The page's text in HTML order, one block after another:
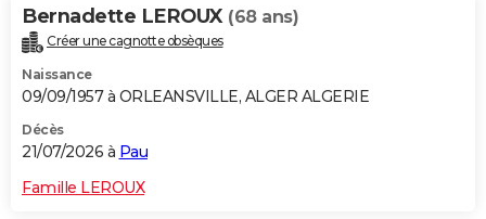
Bernadette LEROUX (68 ans)
Créer une cagnotte obsèques
Naissance
09/09/1957 à ORLEANSVILLE, ALGER ALGERIE
Décès
21/07/2026 à Pau
Famille LEROUX